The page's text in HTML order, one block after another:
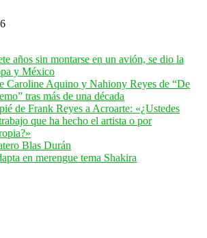
años sin montarse en un avión, se dio la
y México
Caroline Aquino y Nahiony Reyes de “De
tras más de una década
de Frank Reyes a Acroarte: «¿Ustedes
que ha hecho el artista o por
Blas Durán
en merengue tema Shakira